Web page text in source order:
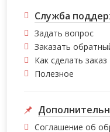
Служба
Задать вопрос
Заказать
Как сделать заказ
Полезное
Соглашение об